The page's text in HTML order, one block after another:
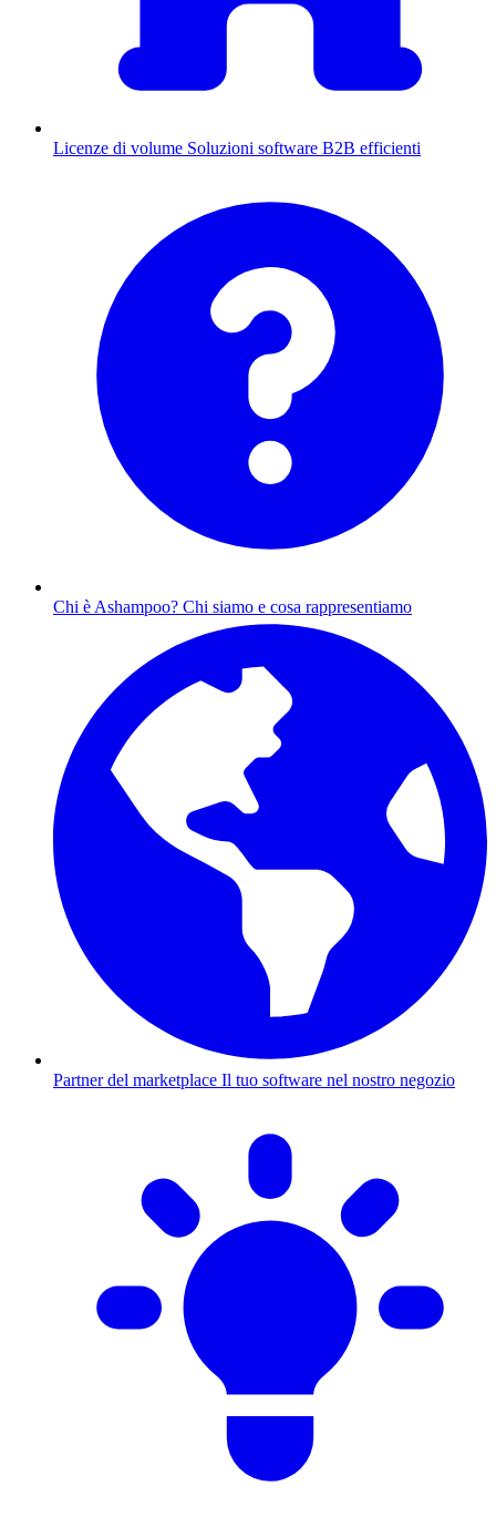
Licenze di volume Soluzioni software B2B efficienti
Chi è Ashampoo? Chi siamo e cosa rappresentiamo
Partner del marketplace Il tuo software nel nostro negozio